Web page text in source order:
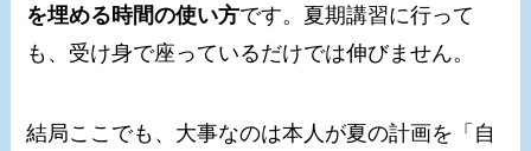
を埋める時間の使い方です。夏期講習に行って
も、受け身で座っているだけでは伸びません。
結局ここでも、大事なのは本人が夏の計画を「自